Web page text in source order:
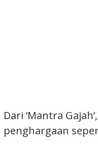
Dari ‘Mantra
penghargaan